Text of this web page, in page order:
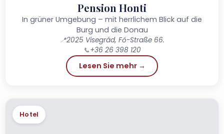
Pension Honti
In grüner Umgebung – mit herrlichem Blick auf die
Burg und die Donau
📍2025 Visegrád, Fő-Straße 66.
📞+36 26 398 120
Lesen Sie mehr →
Hotel